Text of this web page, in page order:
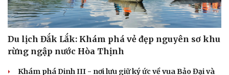
Du lịch Đắk Lắk: Khám phá vẻ đẹp nguyên sơ khu
rừng ngập nước Hòa Thịnh
Khám phá Dinh III - nơi lưu giữ ký ức về vua Bảo Đại và